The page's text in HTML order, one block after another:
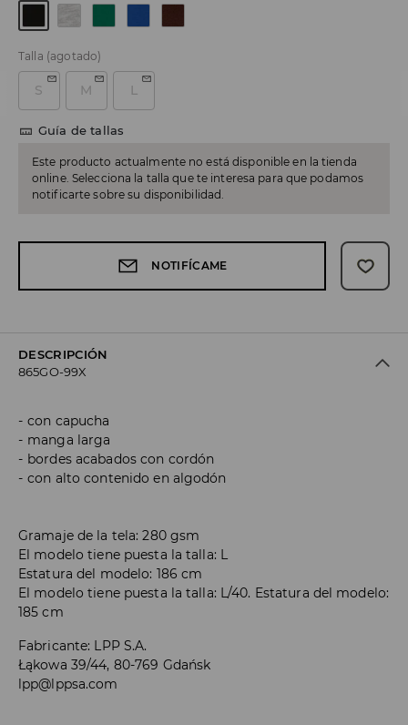
Talla (agotado)
S M L
Guía de tallas
Este producto actualmente no está disponible en la tienda
online. Selecciona la talla que te interesa para que podamos
notificarte sobre su disponibilidad.
NOTIFÍCAME
DESCRIPCIÓN
865GO-99X
con capucha
manga larga
bordes acabados con cordón
con alto contenido en algodón
Gramaje de la tela: 280 gsm
El modelo tiene puesta la talla: L
Estatura del modelo: 186 cm
El modelo tiene puesta la talla: L/40. Estatura del modelo:
185 cm
Fabricante: LPP S.A.
Łąkowa 39/44, 80-769 Gdańsk
lpp@lppsa.com